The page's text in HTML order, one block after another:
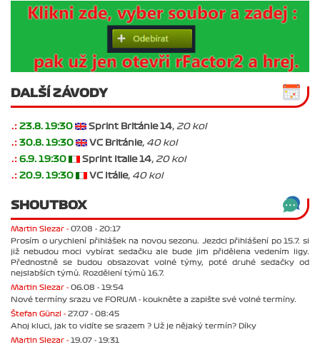
DALŠÍ ZÁVODY
.: 23.8. 19:30 Sprint Británie 14, 20 kol
.: 30.8. 19:30 VC Británie, 40 kol
.: 6.9. 19:30 Sprint Italie 14, 20 kol
.: 20.9. 19:30 VC Itálie, 40 kol
SHOUTBOX
Martin Slezar - 07.08 - 20:17
Prosím o urychlení přihlášek na novou sezonu. Jezdci přihlášení po 15.7. si
již nebudou moci vybírat sedačku ale bude jim přidělena vedením ligy.
Přednostně se budou obsazovat volné týmy, poté druhé sedačky od
nejslabších týmů. Rozdělení týmů 16.7.
Martin Slezar - 06.08 - 19:54
Nové termíny srazu ve FORUM - koukněte a zapište své volné termíny.
Štefan Günzl - 27.07 - 08:45
Ahoj kluci, jak to vidíte se srazem ? Už je nějaký termín? Díky
Martin Slezar - 19.07 - 19:31